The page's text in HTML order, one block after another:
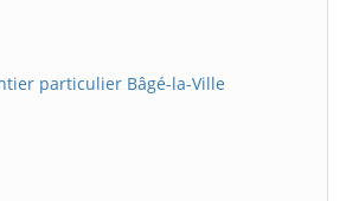
particulier Bâgé-la-Ville